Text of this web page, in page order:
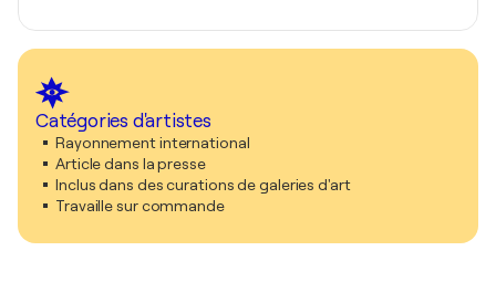
Catégories d'artistes
Rayonnement international
Article dans la presse
Inclus dans des curations de galeries d'art
Travaille sur commande